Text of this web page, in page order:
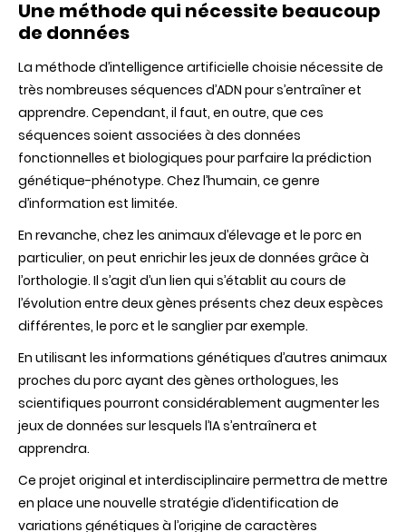
Une méthode qui nécessite beaucoup
de données
La méthode d’intelligence artificielle choisie nécessite de
très nombreuses séquences d’ADN pour s’entraîner et
apprendre. Cependant, il faut, en outre, que ces
séquences soient associées à des données
fonctionnelles et biologiques pour parfaire la prédiction
génétique-phénotype. Chez l’humain, ce genre
d’information est limitée.
En revanche, chez les animaux d’élevage et le porc en
particulier, on peut enrichir les jeux de données grâce à
l’orthologie. Il s’agit d’un lien qui s’établit au cours de
l’évolution entre deux gènes présents chez deux espèces
différentes, le porc et le sanglier par exemple.
En utilisant les informations génétiques d’autres animaux
proches du porc ayant des gènes orthologues, les
scientifiques pourront considérablement augmenter les
jeux de données sur lesquels l’IA s’entraînera et
apprendra.
Ce projet original et interdisciplinaire permettra de mettre
en place une nouvelle stratégie d’identification de
variations génétiques à l’origine de caractères